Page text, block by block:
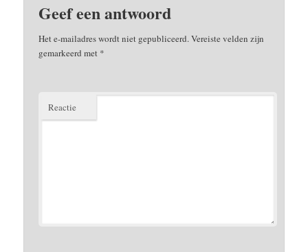
Geef een antwoord
Het e-mailadres wordt niet gepubliceerd.Vereiste velden zijn
gemarkeerd met *
Reactie